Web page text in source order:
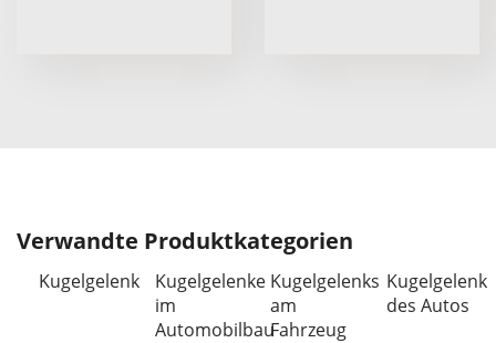
Verwandte Produktkategorien
Kugelgelenk
Kugelgelenke
im
Automobilbau
Kugelgelenks
am
Fahrzeug
Kugelgelenk
des Autos